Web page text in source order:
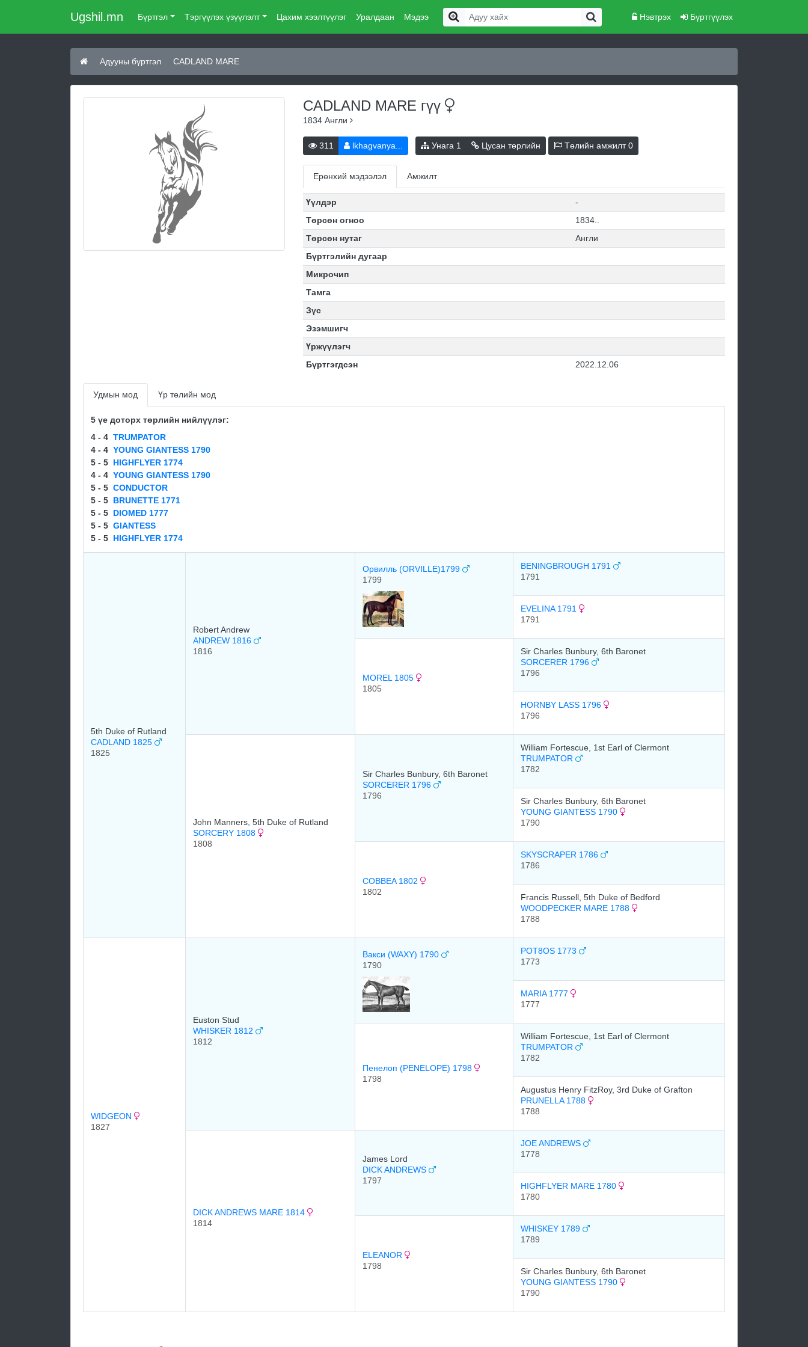
Ugshil.mn Бүртгэл Тэргүүлэх үзүүлэлт Цахим хээлтүүлэг Уралдаан Мэдээ Нэвтрэх Бүртгүүлэх
Адууны бүртгэл CADLAND MARE
CADLAND MARE гүү
1834 Англи
311 lkhagvanya... Унага 1 Цусан төрлийн Төлийн амжилт0
Ерөнхий мэдээлэл Амжилт
Үүлдэр
-
Төрсөн огноо
1834..
Төрсөн нутаг
Англи
Бүртгэлийн дугаар
Микрочип
Тамга
Зүс
Эзэмшигч
Үржүүлэгч
Бүртгэгдсэн
2022.12.06
Удмын мод Үр төлийн мод
5 үе доторх төрлийн нийлүүлэг:
4 - 4 TRUMPATOR
4 - 4 YOUNG GIANTESS 1790
5 - 5 HIGHFLYER 1774
4 - 4 YOUNG GIANTESS 1790
5 - 5 CONDUCTOR
5 - 5 BRUNETTE 1771
5 - 5 DIOMED 1777
5 - 5 GIANTESS
5 - 5 HIGHFLYER 1774
5th Duke of Rutland
CADLAND 1825
1825
Robert Andrew
ANDREW 1816
1816
Орвилль (ORVILLE)1799
1799
BENINGBROUGH 1791
1791
EVELINA 1791
1791
MOREL 1805
1805
Sir Charles Bunbury, 6th Baronet
SORCERER 1796
1796
HORNBY LASS 1796
1796
John Manners, 5th Duke of Rutland
SORCERY 1808
1808
Sir Charles Bunbury, 6th Baronet
SORCERER 1796
1796
William Fortescue, 1st Earl of Clermont
TRUMPATOR
1782
Sir Charles Bunbury, 6th Baronet
YOUNG GIANTESS 1790
1790
COBBEA 1802
1802
SKYSCRAPER 1786
1786
Francis Russell, 5th Duke of Bedford
WOODPECKER MARE 1788
1788
WIDGEON
1827
Euston Stud
WHISKER 1812
1812
Вакси (WAXY) 1790
1790
POT8OS 1773
1773
MARIA 1777
1777
Пенелоп (PENELOPE) 1798
1798
William Fortescue, 1st Earl of Clermont
TRUMPATOR
1782
Augustus Henry FitzRoy, 3rd Duke of Grafton
PRUNELLA 1788
1788
DICK ANDREWS MARE 1814
1814
James Lord
DICK ANDREWS
1797
JOE ANDREWS
1778
HIGHFLYER MARE 1780
1780
ELEANOR
1798
WHISKEY 1789
1789
Sir Charles Bunbury, 6th Baronet
YOUNG GIANTESS 1790
1790